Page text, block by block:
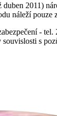
2011)
náleží pouze
-
s